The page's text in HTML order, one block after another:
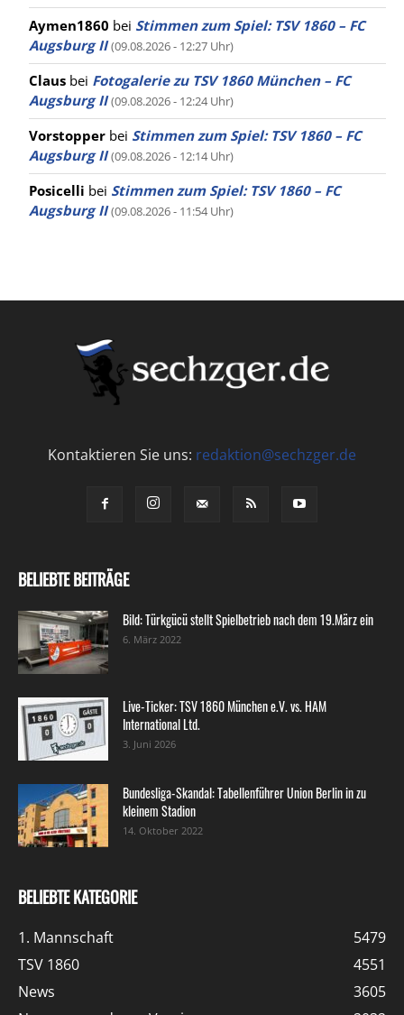
Aymen1860 bei Stimmen zum Spiel: TSV 1860 – FC
Augsburg II (09.08.2026 - 12:27 Uhr)
Claus bei Fotogalerie zu TSV 1860 München – FC
Augsburg II (09.08.2026 - 12:24 Uhr)
Vorstopper bei Stimmen zum Spiel: TSV 1860 – FC
Augsburg II (09.08.2026 - 12:14 Uhr)
Posicelli bei Stimmen zum Spiel: TSV 1860 – FC
Augsburg II (09.08.2026 - 11:54 Uhr)
Kontaktieren Sie uns: redaktion@sechzger.de
BELIEBTE BEITRÄGE
Bild: Türkgücü stellt Spielbetrieb nach dem 19.März ein
6. März 2022
Live-Ticker: TSV 1860 München e.V. vs. HAM
International Ltd.
3. Juni 2026
Bundesliga-Skandal: Tabellenführer Union Berlin in zu
kleinem Stadion
14. Oktober 2022
BELIEBTE KATEGORIE
1. Mannschaft
5479
TSV 1860
4551
News
3605